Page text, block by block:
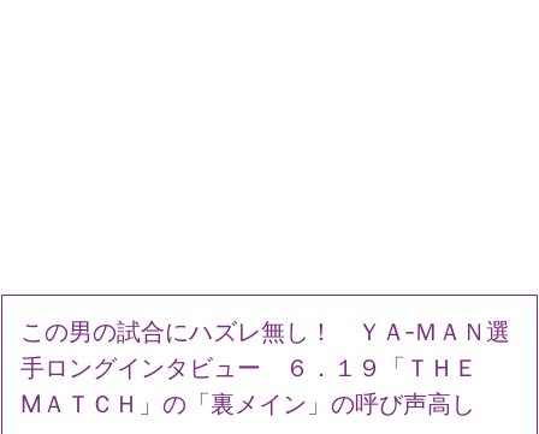
この男の試合にハズレ無し！ ＹＡ‐ＭＡＮ選
手ロングインタビュー ６．１９「ＴＨＥ
MＡＴＣＨ」の「裏メイン」の呼び声高し